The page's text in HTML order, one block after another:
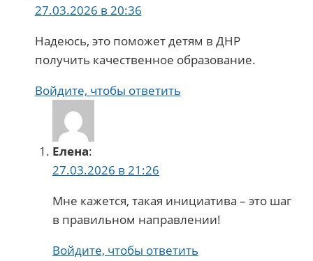
27.03.2026 в 20:36
Надеюсь, это поможет детям в ДНР
получить качественное образование.
Войдите, чтобы ответить
Елена:
27.03.2026 в 21:26
Мне кажется, такая инициатива – это шаг
в правильном направлении!
Войдите, чтобы ответить